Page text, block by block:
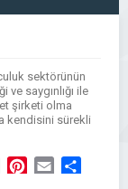
sektörünün
saygınlığı ile
şirketi olma
kendisini sürekli
TumblrPinterest
Email